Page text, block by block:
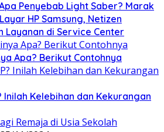
Penyebab Light Saber? Marak
HP Samsung, Netizen
Layanan di Service Center
Apa? Berikut Contohnya
Inilah Kelebihan dan Kekurangan